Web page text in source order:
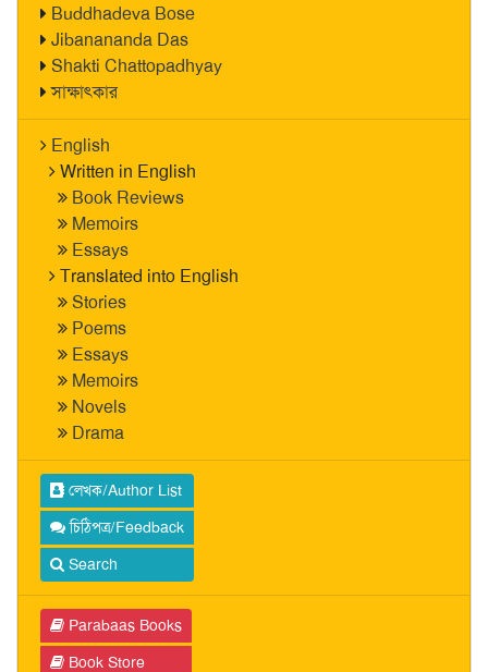
Buddhadeva Bose
Jibanananda Das
Shakti Chattopadhyay
সাক্ষাৎকার
English
Written in English
Book Reviews
Memoirs
Essays
Translated into English
Stories
Poems
Essays
Memoirs
Novels
Drama
লেখক/Author List
চিঠিপত্র/Feedback
Search
Parabaas Books
Book Store